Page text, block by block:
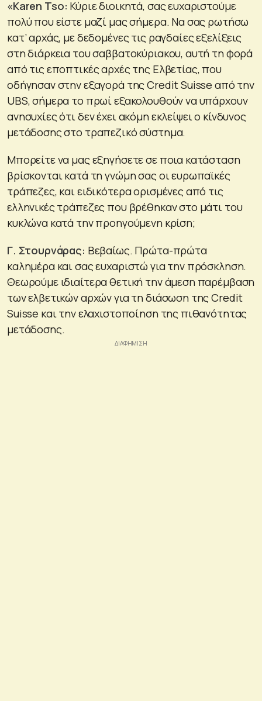
«Karen Tso: Κύριε διοικητά, σας ευχαριστούμε
πολύ που είστε μαζί μας σήμερα. Να σας ρωτήσω
κατ’ αρχάς, με δεδομένες τις ραγδαίες εξελίξεις
στη διάρκεια του σαββατοκύριακου, αυτή τη φορά
από τις εποπτικές αρχές της Ελβετίας, που
οδήγησαν στην εξαγορά της Credit Suisse από την
UBS, σήμερα το πρωί εξακολουθούν να υπάρχουν
ανησυχίες ότι δεν έχει ακόμη εκλείψει ο κίνδυνος
μετάδοσης στο τραπεζικό σύστημα.
Μπορείτε να μας εξηγήσετε σε ποια κατάσταση
βρίσκονται κατά τη γνώμη σας οι ευρωπαϊκές
τράπεζες, και ειδικότερα ορισμένες από τις
ελληνικές τράπεζες που βρέθηκαν στο μάτι του
κυκλώνα κατά την προηγούμενη κρίση;
Γ. Στουρνάρας: Βεβαίως. Πρώτα-πρώτα
καλημέρα και σας ευχαριστώ για την πρόσκληση.
Θεωρούμε ιδιαίτερα θετική την άμεση παρέμβαση
των ελβετικών αρχών για τη διάσωση της Credit
Suisse και την ελαχιστοποίηση της πιθανότητας
μετάδοσης.